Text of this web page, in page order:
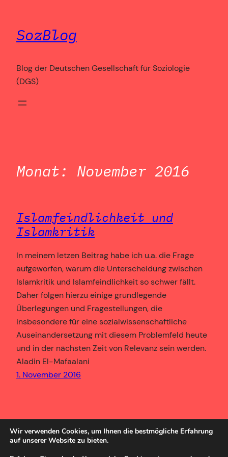
springen
SozBlog
Blog der Deutschen Gesellschaft für Soziologie
(DGS)
Monat: November 2016
Islamfeindlichkeit und
Islamkritik
In meinem letzen Beitrag habe ich u.a. die Frage
aufgeworfen, warum die Unterscheidung zwischen
Islamkritik und Islamfeindlichkeit so schwer fällt.
Daher folgen hierzu einige grundlegende
Überlegungen und Fragestellungen, die
insbesondere für eine sozialwissenschaftliche
Auseinandersetzung mit diesem Problemfeld heute
und in der nächsten Zeit von Relevanz sein werden.
Aladin El-Mafaalani
1. November 2016
Wir verwenden Cookies, um Ihnen die bestmögliche Erfahrung
auf unserer Website zu bieten.